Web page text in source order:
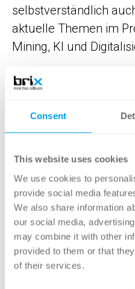
Consent
This website uses cookies
We use cookies to
provide social media
We also share information
our social media,
may combine it with other
provided to them or that
of their services.
selbstverständlich
aktuelle Themen im
Mining, KI und
Was nicht fehlen
AnalyticaNight auf der
mit köstlichem Essen,
und guter Stimmung
weiter ganz entspannt
Wir bedanken uns für
gelungenes Jahr,
die nächste Workflow
30. April. 2027!